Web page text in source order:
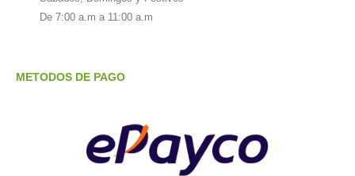
De 7:00 a.m a 11:00 a.m
METODOS DE PAGO